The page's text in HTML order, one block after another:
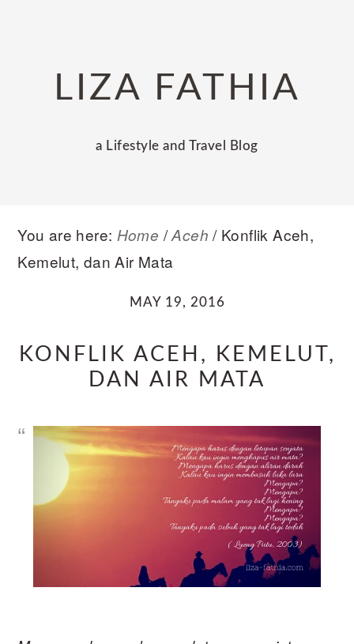
navigationLIZA FATHIA
a Lifestyle and Travel Blog
You are here: Home / Aceh /Konflik Aceh,
Kemelut, dan Air Mata
MAY 19, 2016
KONFLIK ACEH, KEMELUT,
DAN AIR MATA